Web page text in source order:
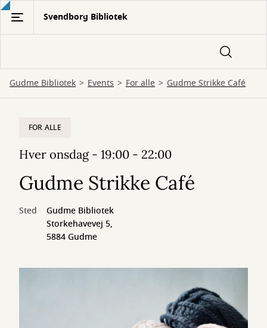
Gå
hovedindhold
Svendborg Bibliotek
Gudme Bibliotek Events For alle Gudme Strikke Café
FOR ALLE
Hver onsdag - 19:00 - 22:00
Gudme Strikke Café
Sted
Gudme Bibliotek
Storkehavevej 5,
5884 Gudme